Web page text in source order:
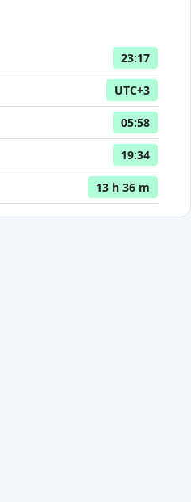
23:17
UTC+3
05:58
19:34
13 h 36 m